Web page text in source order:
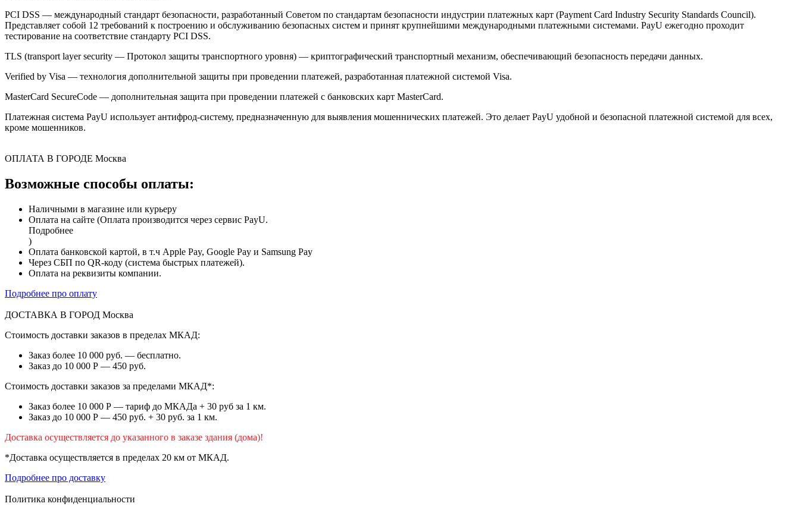
PCI DSS — международный стандарт безопасности, разработанный Советом по стандартам безопасности индустрии платежных карт (Payment Card Industry Security Standards Council).
Представляет собой 12 требований к построению и обслуживанию безопасных систем и принят крупнейшими международными платежными системами. PayU ежегодно проходит
тестирование на соответствие стандарту PCI DSS.
TLS (transport layer security — Протокол защиты транспортного уровня) — криптографический транспортный механизм, обеспечивающий безопасность передачи данных.
Verified by Visa — технология дополнительной защиты при проведении платежей, разработанная платежной системой Visa.
MasterCard SecureCode — дополнительная защита при проведении платежей с банковских карт MasterCard.
Платежная система PayU использует антифрод-систему, предназначенную для выявления мошеннических платежей. Это делает PayU удобной и безопасной платежной системой для всех,
кроме мошенников.
ОПЛАТА В ГОРОДЕ Москва
Возможные способы оплаты:
Наличными в магазине или курьеру
Оплата на сайте (Оплата производится через сервис PayU.
Подробнее
)
Оплата банковской картой, в т.ч Apple Pay, Google Pay и Samsung Pay
Через СБП по QR-коду (система быстрых платежей).
Оплата на реквизиты компании.
Подробнее про оплату
ДОСТАВКА В ГОРОД Москва
Стоимость доставки заказов в пределах МКАД:
Заказ более 10 000 руб. — бесплатно.
Заказ до 10 000 Р — 450 руб.
Стоимость доставки заказов за пределами МКАД*:
Заказ более 10 000 Р — тариф до МКАДа + 30 руб за 1 км.
Заказ до 10 000 Р — 450 руб. + 30 руб. за 1 км.
Доставка осуществляется до указанного в заказе здания (дома)!
*Доставка осуществляется в пределах 20 км от МКАД.
Подробнее про доставку
Политика конфиденциальности